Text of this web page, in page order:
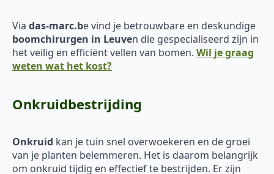
Via das-marc.be vind je betrouwbare en deskundige
boomchirurgen in Leuven die gespecialiseerd zijn in
het veilig en efficiënt vellen van bomen. Wil je graag
weten wat het kost?
Onkruidbestrijding
Onkruid kan je tuin snel overwoekeren en de groei
van je planten belemmeren. Het is daarom belangrijk
om onkruid tijdig en effectief te bestrijden. Er zijn